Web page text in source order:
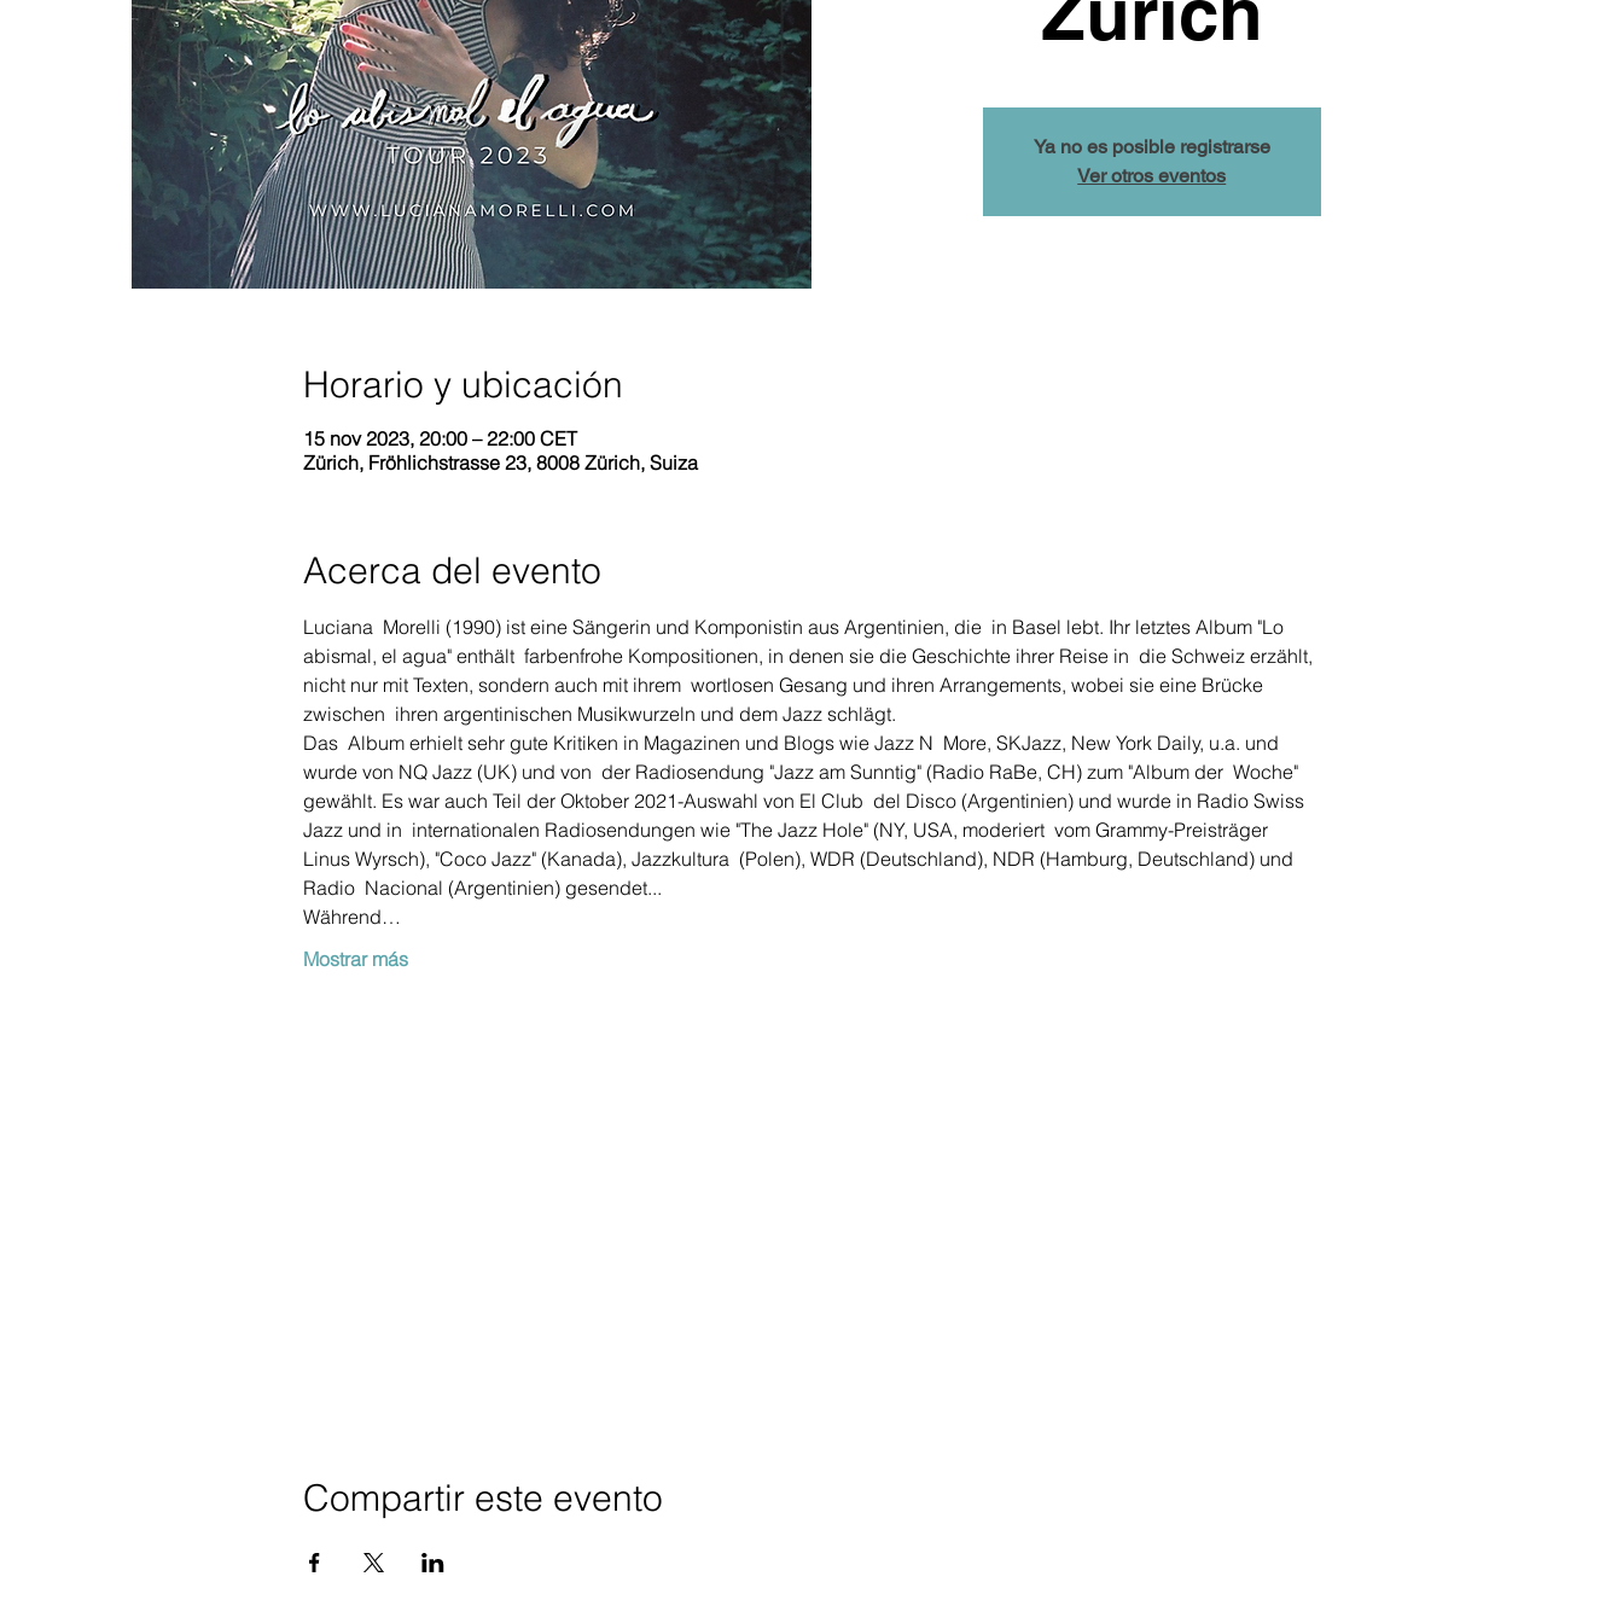
Ya no es posible registrarse
Ver otros eventos
Horario y ubicación
15 nov 2023, 20:00 – 22:00 CET
Zürich, Fröhlichstrasse 23, 8008 Zürich, Suiza
Acerca del evento
Luciana  Morelli (1990) ist eine Sängerin und Komponistin aus Argentinien, die  in Basel lebt. Ihr letztes Album "Lo
abismal, el agua" enthält  farbenfrohe Kompositionen, in denen sie die Geschichte ihrer Reise in  die Schweiz erzählt,
nicht nur mit Texten, sondern auch mit ihrem  wortlosen Gesang und ihren Arrangements, wobei sie eine Brücke
zwischen  ihren argentinischen Musikwurzeln und dem Jazz schlägt.
Das  Album erhielt sehr gute Kritiken in Magazinen und Blogs wie Jazz N  More, SKJazz, New York Daily, u.a. und
wurde von NQ Jazz (UK) und von  der Radiosendung "Jazz am Sunntig" (Radio RaBe, CH) zum "Album der  Woche"
gewählt. Es war auch Teil der Oktober 2021-Auswahl von El Club  del Disco (Argentinien) und wurde in Radio Swiss
Jazz und in  internationalen Radiosendungen wie "The Jazz Hole" (NY, USA, moderiert  vom Grammy-Preisträger
Linus Wyrsch), "Coco Jazz" (Kanada), Jazzkultura  (Polen), WDR (Deutschland), NDR (Hamburg, Deutschland) und
Radio  Nacional (Argentinien) gesendet...
Während…
Mostrar más
Compartir este evento